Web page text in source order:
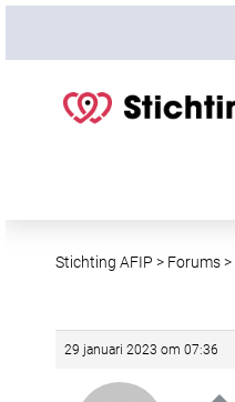
S
Stichting AFIP > Forums>
29 januari 2023 om 07:36